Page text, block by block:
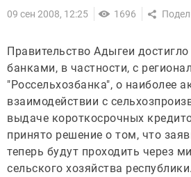
09 сен 2008, 12:25 1696
Правительство Адыгеи
банками, в частности, с
"Россельхозбанка", о наиболее
взаимодействии с
выдаче короткосрочных
принято решение о том, что
теперь будут проходить через
сельского хозяйства республики.